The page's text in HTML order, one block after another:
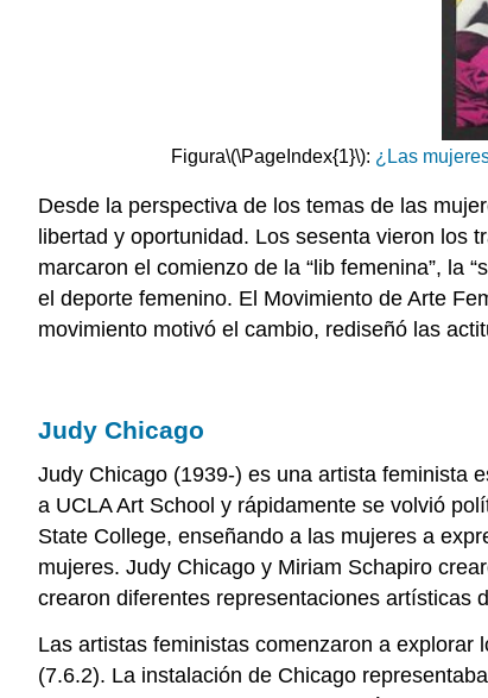
Figura\(\PageIndex{1}\): ¿Las
Desde la perspectiva de los temas de las
libertad y oportunidad. Los sesenta vieron los
marcaron el comienzo de la “lib femenina”, la
el deporte femenino. El Movimiento de Arte
movimiento motivó el cambio, rediseñó las
Judy Chicago
Judy Chicago (1939-) es una artista feminista
a UCLA Art School y rápidamente se volvió
State College, enseñando a las mujeres a
mujeres. Judy Chicago y Miriam Schapiro
crearon diferentes representaciones artísticas
Las artistas feministas comenzaron a
(7.6.2). La instalación de Chicago